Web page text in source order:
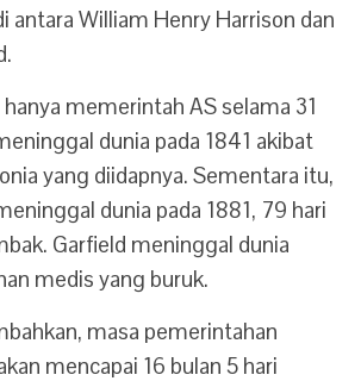
antara William Henry Harrison dan
memerintah AS selama 31
dunia pada 1841 akibat
yang diidapnya. Sementara itu,
dunia pada 1881, 79 hari
Garfield meninggal dunia
medis yang buruk.
masa pemerintahan
mencapai 16 bulan 5 hari